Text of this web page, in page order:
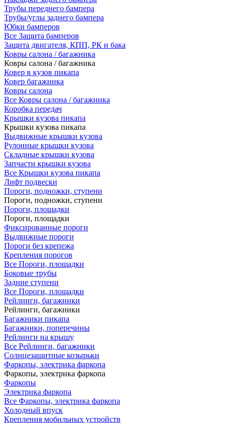
Трубы переднего бампера
Трубы/углы заднего бампера
Юбки бамперов
Все Защита бамперов
Защита двигателя, КПП, РК и бака
Ковры салона / багажника
Ковры салона / багажника
Ковер в кузов пикапа
Ковер багажника
Ковры салона
Все Ковры салона / багажника
Коробка передач
Крышки кузова пикапа
Крышки кузова пикапа
Выдвижные крышки кузова
Рулонные крышки кузова
Складные крышки кузова
Запчасти крышки кузова
Все Крышки кузова пикапа
Лифт подвески
Пороги, подножки, ступени
Пороги, подножки, ступени
Пороги, площадки
Пороги, площадки
Фиксированные пороги
Выдвижные пороги
Пороги без крепежа
Крепления порогов
Все Пороги, площадки
Боковые трубы
Задние ступени
Все Пороги, площадки
Рейлинги, багажники
Рейлинги, багажники
Багажники пикапа
Багажники, поперечины
Рейлинги на крышу
Все Рейлинги, багажники
Солнцезащитные козырьки
Фаркопы, электрика фаркопа
Фаркопы, электрика фаркопа
Фаркопы
Электрика фаркопа
Все Фаркопы, электрика фаркопа
Холодный впуск
Крепления мобильных устройств